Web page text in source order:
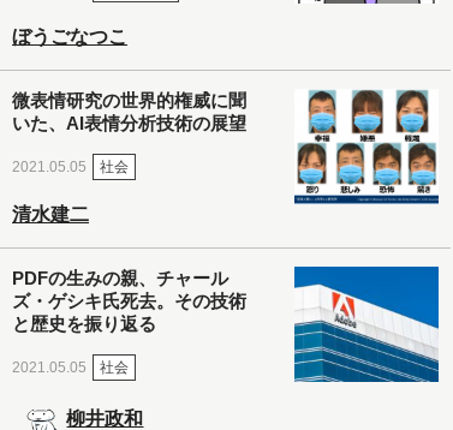
ぼうごなつこ
微表情研究の世界的権威に聞
いた、AI表情分析技術の展望
2021.05.05 社会
清水建二
PDFの生みの親、チャール
ズ・ゲシキ氏死去。その技術
と歴史を振り返る
2021.05.05 社会
柳井政和